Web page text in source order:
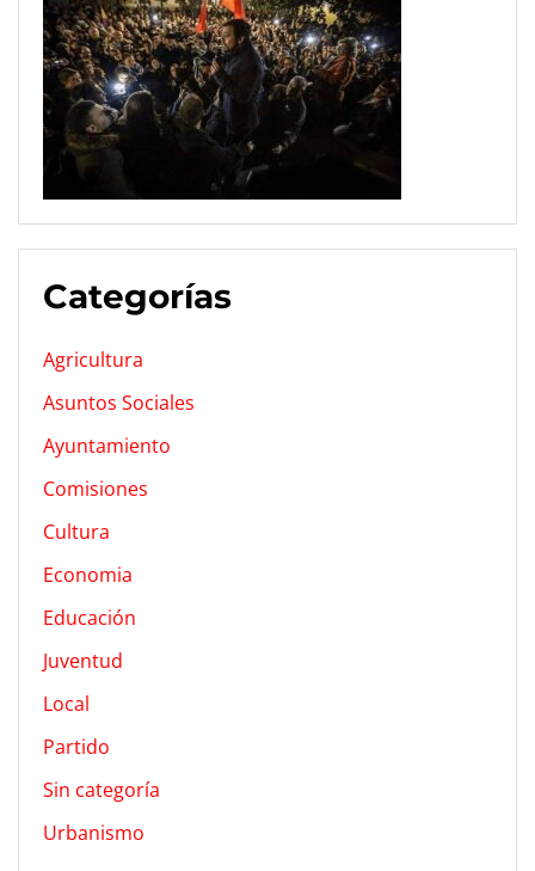
Categorías
Agricultura
Asuntos Sociales
Ayuntamiento
Comisiones
Cultura
Economia
Educación
Juventud
Local
Partido
Sin categoría
Urbanismo